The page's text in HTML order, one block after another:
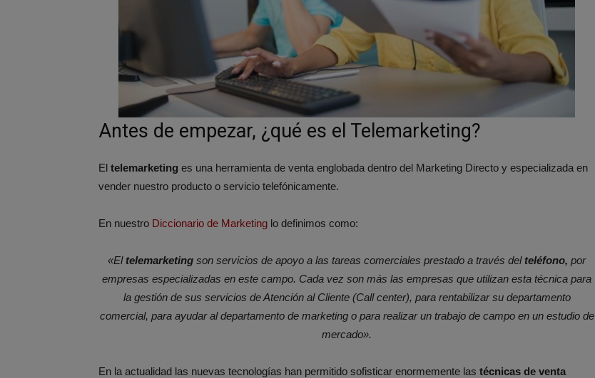
Antes de empezar, ¿qué es el Telemarketing?
El telemarketing es una herramienta de venta englobada dentro del Marketing Directo y especializada en
vender nuestro producto o servicio telefónicamente.
En nuestro Diccionario de Marketing lo definimos como:
«El telemarketing son servicios de apoyo a las tareas comerciales prestado a través del teléfono, por
empresas especializadas en este campo. Cada vez son más las empresas que utilizan esta técnica para
la gestión de sus servicios de Atención al Cliente (Call center), para rentabilizar su departamento
comercial, para ayudar al departamento de marketing o para realizar un trabajo de campo en un estudio de
mercado».
En la actualidad las nuevas tecnologías han permitido sofisticar enormemente las técnicas de venta